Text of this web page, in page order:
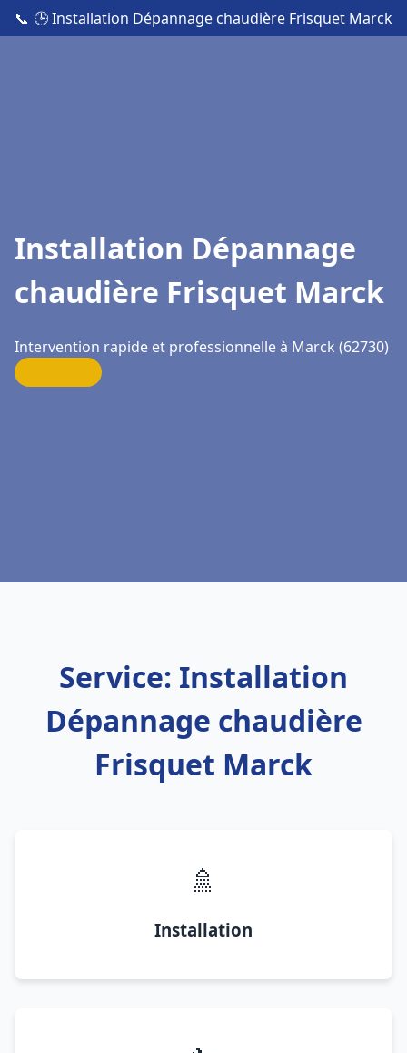
📞 🕒 Installation Dépannage chaudière Frisquet Marck
Installation Dépannage
chaudière Frisquet Marck
Intervention rapide et professionnelle à Marck (62730)
Service: Installation
Dépannage chaudière
Frisquet Marck
🚿
Installation